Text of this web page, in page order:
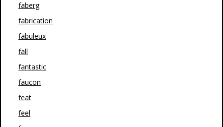
faberg
fabrication
fabuleux
fall
fantastic
faucon
feat
feel